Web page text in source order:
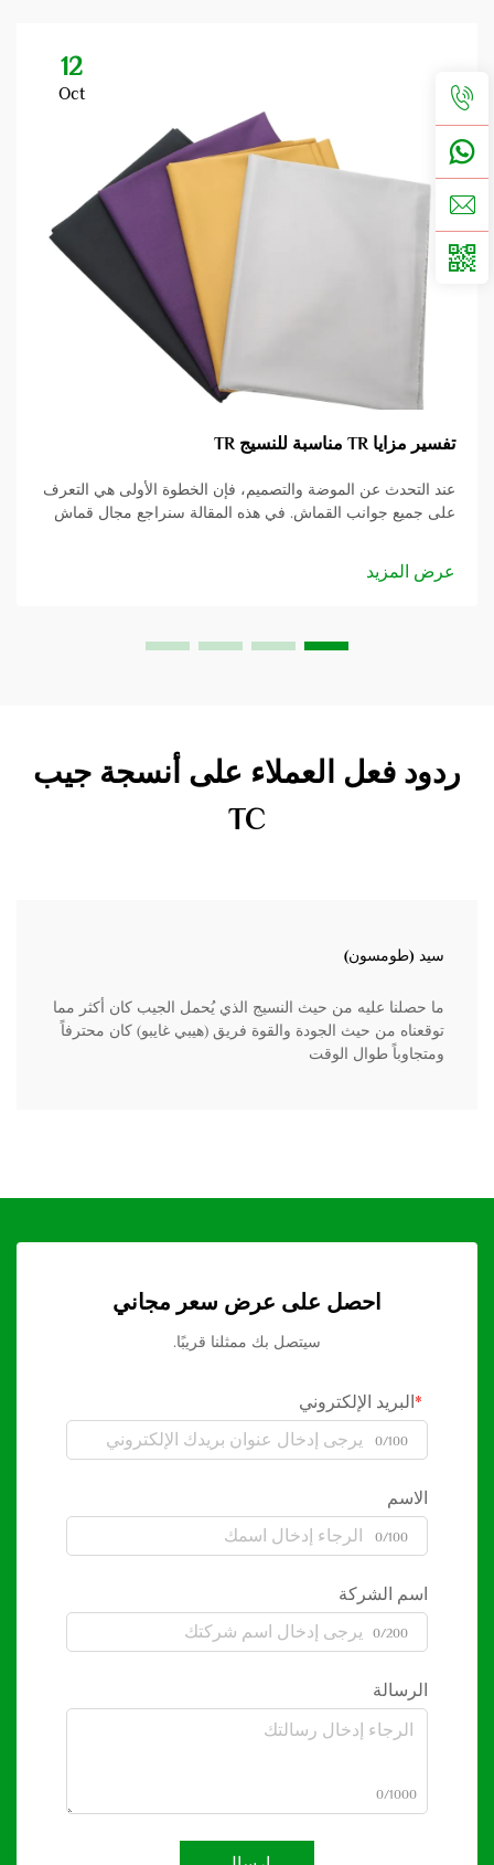
12
Oct
تفسير مزايا TR مناسبة للنسيج TR
عند التحدث عن الموضة والتصميم، فإن الخطوة الأولى هي التعرف
على جميع جوانب القماش. في هذه المقالة سنراجع مجال قماش
عرض المزيد
ردود فعل العملاء على أنسجة جيب
TC
سيد (طومسون)
ما حصلنا عليه من حيث النسيج الذي يُحمل الجيب كان أكثر مما
توقعناه من حيث الجودة والقوة فريق (هيبي غايبو) كان محترفاً
ومتجاوباً طوال الوقت
احصل على عرض سعر مجاني
سيتصل بك ممثلنا قريبًا.
البريد الإلكتروني
0/100
الاسم
0/100
اسم الشركة
0/200
الرسالة
0/1000